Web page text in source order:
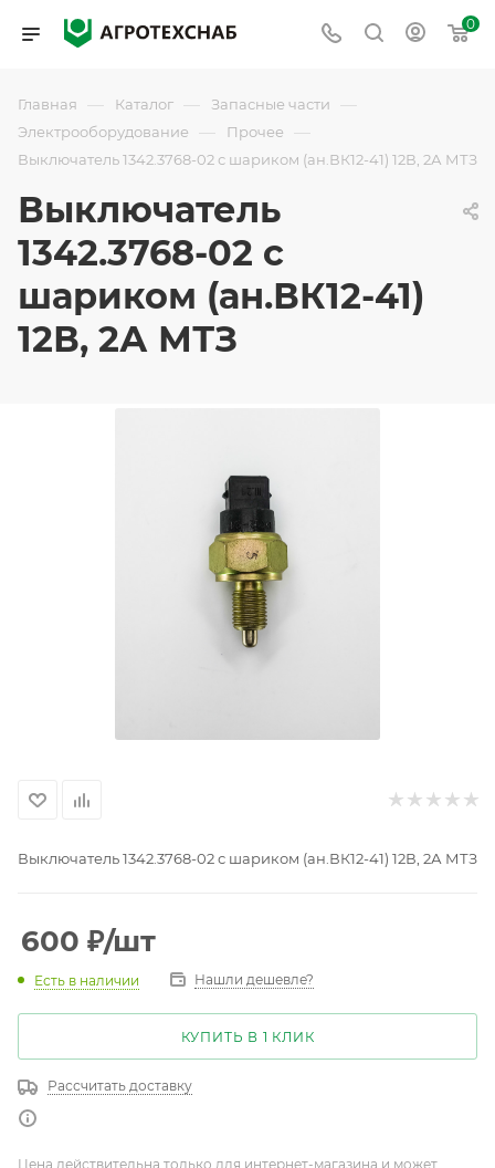
0
Главная — Каталог — Запасные части —
Электрооборудование — Прочее —
Выключатель 1342.3768-02 с шариком (ан.ВК12-41) 12В, 2А МТЗ
Выключатель
1342.3768-02 с
шариком (ан.ВК12-41)
12В, 2А МТЗ
Выключатель 1342.3768-02 с шариком (ан.ВК12-41) 12В, 2А МТЗ
600 ₽/шт
Есть в наличии Нашли дешевле?
КУПИТЬ В 1 КЛИК
Рассчитать доставку
Цена действительна только для интернет-магазина и может